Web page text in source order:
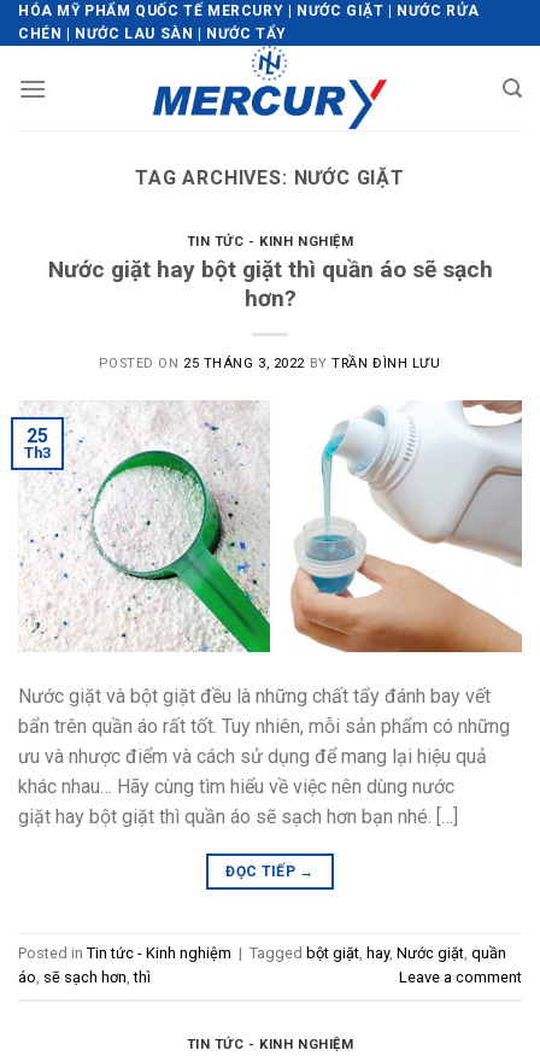
Skip
to
HÓA MỸ PHẨM QUỐC TẾ MERCURY | NƯỚC GIẶT | NƯỚC RỬA
CHÉN | NƯỚC LAU SÀN | NƯỚC TẨY
TAG ARCHIVES: NƯỚC GIẶT
TIN TỨC - KINH NGHIỆM
Nước giặt hay bột giặt thì quần áo sẽ sạch
hơn?
POSTED ON 25 THÁNG 3, 2022 BYTRẦN ĐÌNH LƯU
25
Th3
Nước giặt và bột giặt đều là những chất tẩy đánh bay vết
bẩn trên quần áo rất tốt. Tuy nhiên, mỗi sản phẩm có những
ưu và nhược điểm và cách sử dụng để mang lại hiệu quả
khác nhau… Hãy cùng tìm hiểu về việc nên dùng nước
giặt hay bột giặt thì quần áo sẽ sạch hơn bạn nhé. […]
ĐỌC TIẾP →
Posted in Tin tức - Kinh nghiệm | Tagged bột giặt hay, Nước giặt quần
áo sẽ sạch hơn ,thì Leave a comment
TIN TỨC - KINH NGHIỆM